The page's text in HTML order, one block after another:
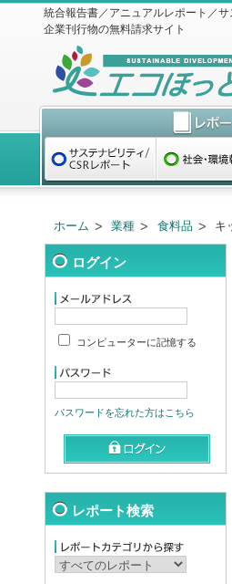
統合報告書／アニュアルレポート／
企業刊行物の無料請求サイト
ホーム 業種 食料品 キ
ログイン
コンピューターに記憶する
パスワードを忘れた方はこちら
レポート検索